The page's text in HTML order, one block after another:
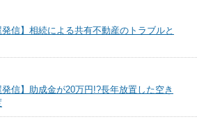
発信】相続による共有不動産のトラブルと
発信】助成金が20万円!?長年放置した空き